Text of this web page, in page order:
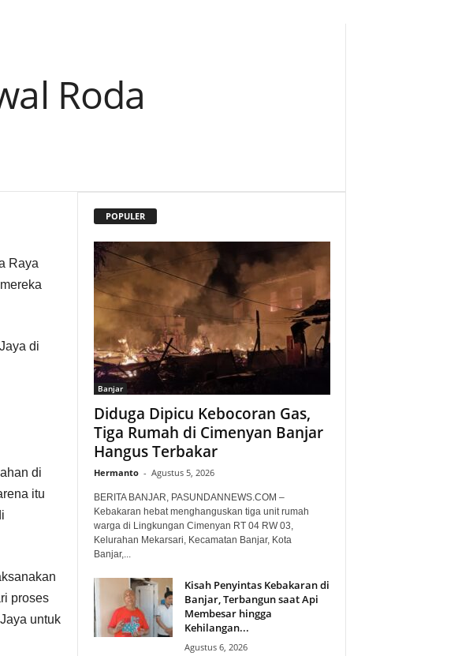
Roda
Raya
di
di
itu
proses
untuk
POPULER
Banjar
Diduga Dipicu Kebocoran Gas,
Tiga Rumah di Cimenyan Banjar
Hangus Terbakar
Hermanto - Agustus 5, 2026
BERITA BANJAR, PASUNDANNEWS.COM –
Kebakaran hebat menghanguskan tiga unit rumah
warga di Lingkungan Cimenyan RT 04 RW 03,
Kelurahan Mekarsari, Kecamatan Banjar, Kota
Banjar,...
Kisah Penyintas Kebakaran di
Banjar, Terbangun saat Api
Membesar hingga
Kehilangan...
Agustus 6, 2026